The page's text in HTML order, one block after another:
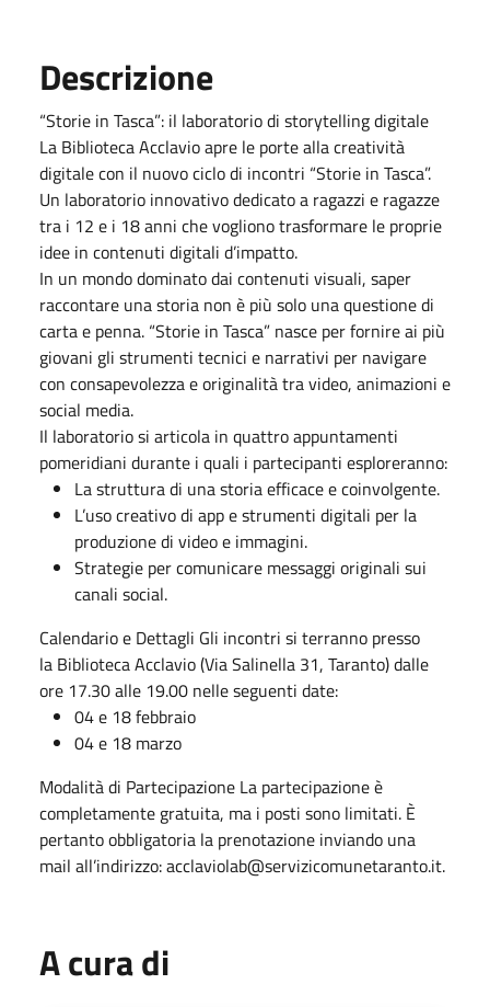
Descrizione
“Storie in Tasca”: il laboratorio di storytelling digitale
La Biblioteca Acclavio apre le porte alla creatività
digitale con il nuovo ciclo di incontri “Storie in Tasca”.
Un laboratorio innovativo dedicato a ragazzi e ragazze
tra i 12 e i 18 anni che vogliono trasformare le proprie
idee in contenuti digitali d’impatto.
In un mondo dominato dai contenuti visuali, saper
raccontare una storia non è più solo una questione di
carta e penna. “Storie in Tasca” nasce per fornire ai più
giovani gli strumenti tecnici e narrativi per navigare
con consapevolezza e originalità tra video, animazioni e
social media.
Il laboratorio si articola in quattro appuntamenti
pomeridiani durante i quali i partecipanti esploreranno:
La struttura di una storia efficace e coinvolgente.
L’uso creativo di app e strumenti digitali per la
produzione di video e immagini.
Strategie per comunicare messaggi originali sui
canali social.
Calendario e Dettagli Gli incontri si terranno presso
la Biblioteca Acclavio (Via Salinella 31, Taranto) dalle
ore 17.30 alle 19.00 nelle seguenti date:
04 e 18 febbraio
04 e 18 marzo
Modalità di Partecipazione La partecipazione è
completamente gratuita, ma i posti sono limitati. È
pertanto obbligatoria la prenotazione inviando una
mail all’indirizzo: acclaviolab@servizicomunetaranto.it.
A cura di